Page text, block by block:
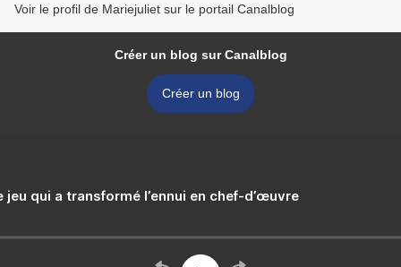
Voir le profil de Mariejuliet sur le portail Canalblog
Créer un blog sur Canalblog
Créer un blog
jeu qui a transformé l’ennui en chef-d’œuvre